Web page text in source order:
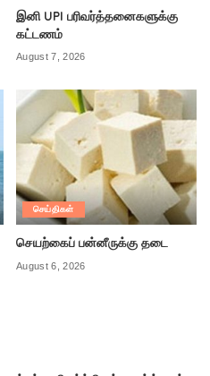
இனி UPI பரிவர்த்தனைகளுக்கு
கட்டணம்
August 7, 2026
செய்திகள்
செயற்கைப் பன்னீருக்கு தடை
August 6, 2026